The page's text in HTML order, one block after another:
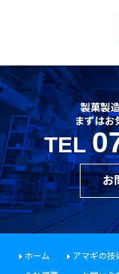
当社は、個人情
当社は、個人情
個人情報のお
株式会社アマギ
〒657−0026 神戸
E-mail :
製菓製
まずはお
TEL
お
ホーム アマギの技